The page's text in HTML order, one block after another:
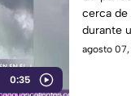
0:35
en el
cerca de
durante
de
agosto